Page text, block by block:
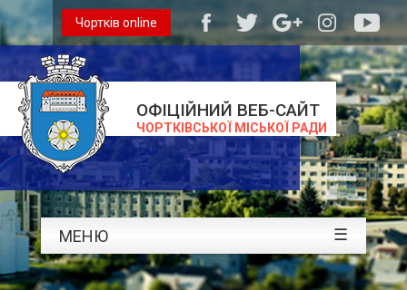
ОФІЦІЙНИЙ ВЕБ-САЙТ
ЧОРТКІВСЬКОЇ МІСЬКОЇ РАДИ
Чортків online
МЕНЮ ☰